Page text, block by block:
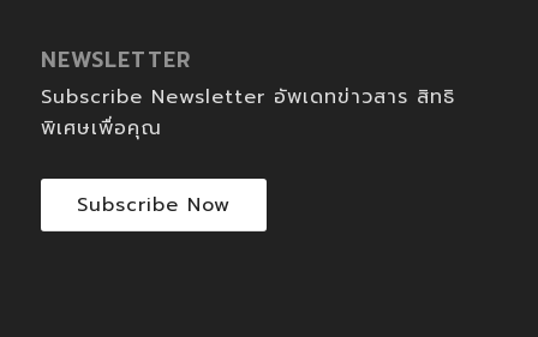
NEWSLETTER
Subscribe Newsletter อัพเดทข่าวสาร สิทธิ
พิเศษเพื่อคุณ
Subscribe Now